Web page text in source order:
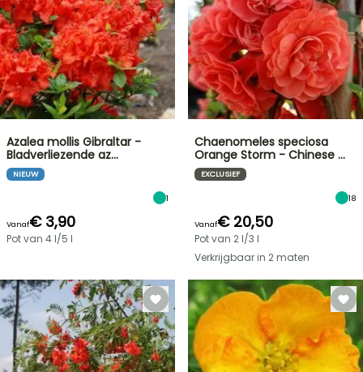
Azalea mollis Gibraltar -
Bladverliezende az…
NIEUW
1
Vanaf€ 3,90
Pot van 4 l/5 l
Chaenomeles speciosa
Orange Storm - Chinese …
EXCLUSIEF
18
Vanaf€ 20,50
Pot van 2 l/3 l
Verkrijgbaar in 2 maten